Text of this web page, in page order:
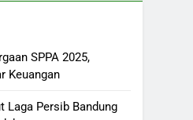
SPPA 2025,
Keuangan
Laga Persib Bandung